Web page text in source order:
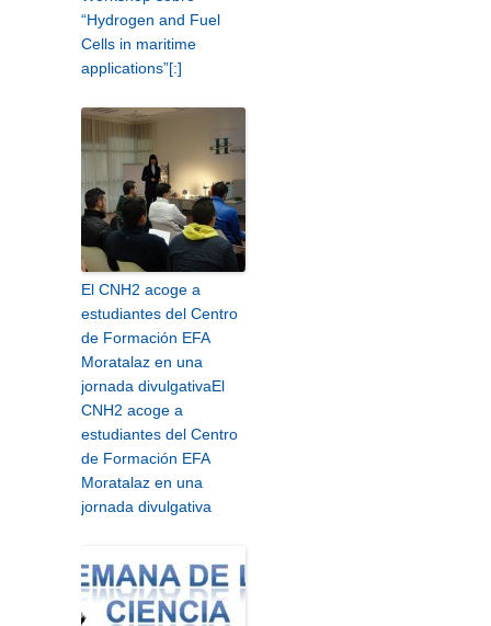
“Hydrogen and Fuel
Cells in maritime
applications”[:]
El CNH2 acoge a
estudiantes del Centro
de Formación EFA
Moratalaz en una
jornada divulgativaEl
CNH2 acoge a
estudiantes del Centro
de Formación EFA
Moratalaz en una
jornada divulgativa